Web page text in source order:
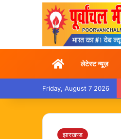
Homeलेटेस्ट न्यूज़
Friday, August 7 2026
झारखण्ड